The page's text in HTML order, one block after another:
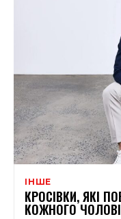
ІНШЕ
КРОСІВКИ, ЯКІ
КОЖНОГО